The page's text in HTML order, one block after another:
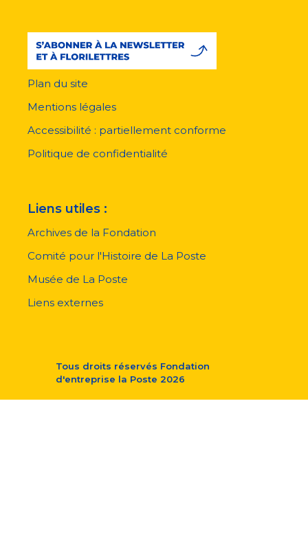
pied
page
Plan du site
Mentions légales
Accessibilité : partiellement conforme
Politique de confidentialité
Liens utiles :
Archives de la Fondation
Comité pour l'Histoire de La Poste
Musée de La Poste
Liens externes
Tous droits réservés Fondation
d'entreprise la Poste 2026